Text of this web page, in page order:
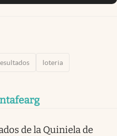
loteria
de la Quiniela de